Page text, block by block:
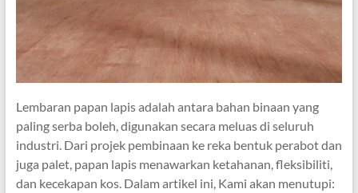
Lembaran papan lapis adalah antara bahan binaan yang
paling serba boleh, digunakan secara meluas di seluruh
industri. Dari projek pembinaan ke reka bentuk perabot dan
juga palet, papan lapis menawarkan ketahanan, fleksibiliti,
dan kecekapan kos. Dalam artikel ini, Kami akan menutupi: